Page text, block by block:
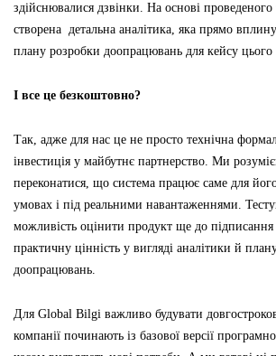
здійснювалися дзвінки. На основі проведеного
створена детальна аналітика, яка прямо
плану розробки доопрацювань для кейсу цього
І все це безкоштовно?
Так, адже для нас це не просто технічна
інвестиція у майбутнє партнерство. Ми
переконатися, що система працює саме для
умовах і під реальними навантаженнями.
можливість оцінити продукт ще до
практичну цінність у вигляді аналітики й
доопрацювань.
Для Global Bilgi важливо будувати
компанії починають із базової версії